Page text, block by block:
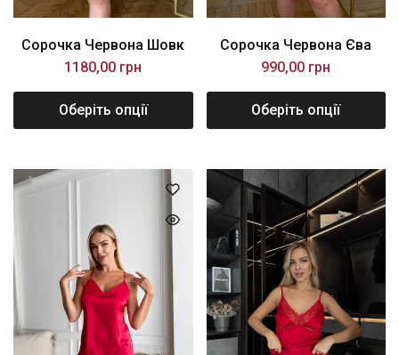
Сорочка Червона Шовк
1180,00 грн
Оберіть опції
Сорочка Червона Єва
990,00 грн
Оберіть опції